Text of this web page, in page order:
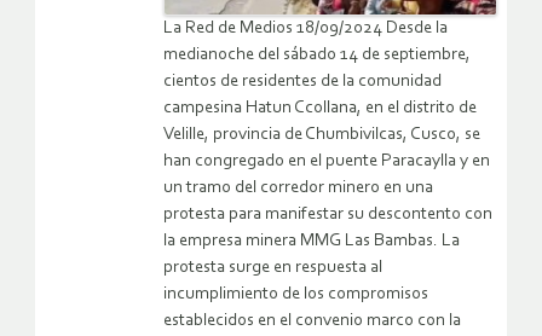
La Red de Medios 18/09/2024 Desde la
medianoche del sábado 14 de septiembre,
cientos de residentes de la comunidad
campesina Hatun Ccollana, en el distrito de
Velille, provincia de Chumbivilcas, Cusco, se
han congregado en el puente Paracaylla y en
un tramo del corredor minero en una
protesta para manifestar su descontento con
la empresa minera MMG Las Bambas. La
protesta surge en respuesta al
incumplimiento de los compromisos
establecidos en el convenio marco con la